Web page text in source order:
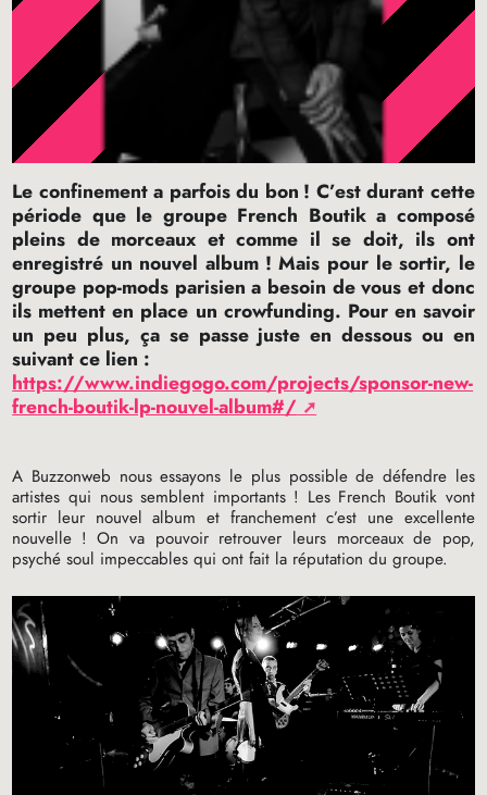
Le confinement a parfois du bon ! C’est durant cette
période que le groupe French Boutik a composé
pleins de morceaux et comme il se doit, ils ont
enregistré un nouvel album ! Mais pour le sortir, le
groupe pop-mods parisien a besoin de vous et donc
ils mettent en place un crowfunding. Pour en savoir
un peu plus, ça se passe juste en dessous ou en
suivant ce lien :
https://www.indiegogo.com/projects/sponsor-new-
french-boutik-lp-nouvel-album#/
A Buzzonweb nous essayons le plus possible de défendre les
artistes qui nous semblent importants ! Les French Boutik vont
sortir leur nouvel album et franchement c’est une excellente
nouvelle ! On va pouvoir retrouver leurs morceaux de pop,
psyché soul impeccables qui ont fait la réputation du groupe.